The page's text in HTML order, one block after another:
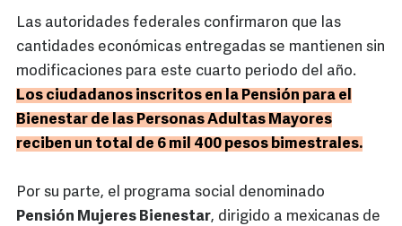
Las autoridades federales confirmaron que las
cantidades económicas entregadas se mantienen sin
modificaciones para este cuarto periodo del año.
Los ciudadanos inscritos en la Pensión para el
Bienestar de las Personas Adultas Mayores
reciben un total de 6 mil 400 pesos bimestrales.
Por su parte, el programa social denominado
Pensión Mujeres Bienestar, dirigido a mexicanas de